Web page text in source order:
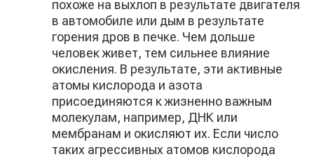
похоже на выхлоп в результате двигателя
в автомобиле или дым в результате
горения дров в печке. Чем дольше
человек живет, тем сильнее влияние
окисления. В результате, эти активные
атомы кислорода и азота
присоединяются к жизненно важным
молекулам, например, ДНК или
мембранам и окисляют их. Если число
таких агрессивных атомов кислорода